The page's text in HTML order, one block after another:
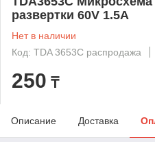
pазвеpтки 60V 1.5A
Нет в наличии
Код: TDA 3653C распродажа
250 ₸
Описание Доставка